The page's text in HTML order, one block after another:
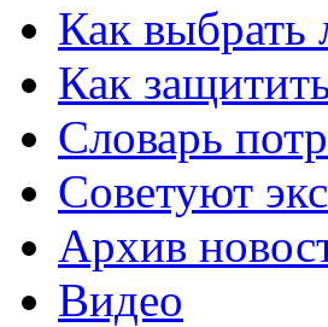
Как выбрать
Как
Словарь
Советуют
Архив
Видео